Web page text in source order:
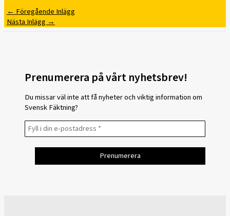
← Föregående Inlägg
Nästa Inlägg →
Prenumerera på vårt nyhetsbrev!
Du missar väl inte att få nyheter och viktig information om
Svensk Fäktning?